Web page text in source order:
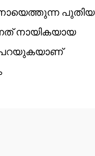
പുതിയ
നായികയായ